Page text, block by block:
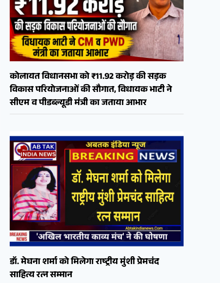
कोलायत विधानसभा को ₹11.92 करोड़ की सड़क
विकास परियोजनाओं की सौगात, विधायक भाटी ने
सीएम व पीडब्ल्यूडी मंत्री का जताया आभार
डॉ. मेघना शर्मा को मिलेगा राष्ट्रीय मुंशी प्रेमचंद
साहित्य रत्न सम्मान